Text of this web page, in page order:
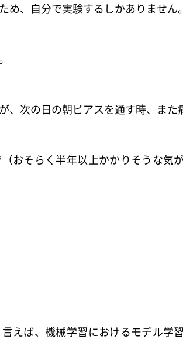
、自分で実験するしかありません。
、次の日の朝ピアスを通す時、また
おそらく半年以上かかりそうな気
えば、機械学習におけるモデル学